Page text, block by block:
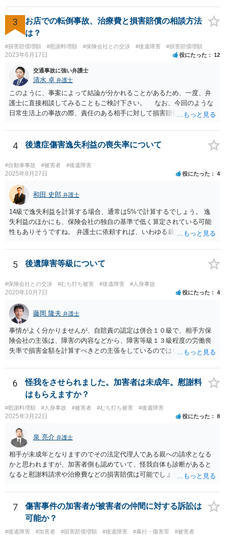
ならほとんど充足できるか多くが返ってくるイメージなので頼むのも
いいかなと思うのですが。 →LAC基準でもそうかもしれませんし、交
通事故事案ではより定額の費用としている法律事務所も多いように思
います。費用面も含めて、弁護士さんを検討してみるとよいかもしれ
ませんね。 かなり具体的な話も多くなっているので、法律事務所に問
い合わせてみるとよいと思います。
3
お店での転倒事故、治療費と損害賠償の相談方法
は？
#損害賠償増額 #慰謝料増額 #保険会社との交渉 #後遺障害 #損害賠償増額
2023年6月17日 役にたった 12
交通事故に強い弁護士
清水 卓 弁護士
このように、事案によって結論が分かれることがあるため、一度、弁
護士に直接相談してみることもご検討下さい。 なお、今回のような
日常生活上の事故の際、責任のある相手に対して損害賠償請求する際
す（ご自宅の火災保険や自動車の任意保険等を確認してみて下さい。
加入したつもりがなくても、確認してみたら付いていたということが
4 後遺症傷害逸失利益の喪失率について
#自動車事故 #被害者 #後遺障害
2025年8月27日 役にたった 4
和田 史郎 弁護士
14級で逸失利益を計算する場合、通常は5%で計算するでしょう。 逸
失利益のほかにも、保険会社の独自の基準で低く算定されている可能
性もありそうですね。 弁護士に依頼すれば、いわゆる裁判基準程度の
5 後遺障害等級について
#保険会社との交渉 #むち打ち被害 #後遺障害 #人身事故
2020年10月7日 役にたった 4
藤岡 隆夫 弁護士
事情がよく分かりませんが、自賠責の認定は併合１０級で、相手方保
険会社の主張は、障害の内容などから、障害等級１３級程度の労働喪
失率で損害金額を計算すべきとの主張をしているのではないでしょう
ので、弁護士を交代しても状況は変わらないでしょう。今の弁護士と
十分に打ち合わせをすることが重要だと思います。
6
怪我をさせられました。加害者は未成年。慰謝料
はもらえますか？
#慰謝料増額 #人身事故 #被害者 #むち打ち被害 #後遺障害
2025年3月22日 役にたった 8
泉 亮介 弁護士
相手が未成年となりますのでその法定代理人である親への請求となる
かと思われますが、加害者側も認めていて、怪我自体も診断があると
なると慰謝料請求や治療費などの損害賠償は可能でしょう。 整骨院へ
い場合が多いです。 また、保険会社から提案される金額は低めに出さ
れることも多いため、その交渉のために弁護士を入れるということも
考えられるかと思われます。
7
傷害事件の加害者が被害者の仲間に対する訴訟は
可能か？
#後遺障害 #加害者 #損害賠償増額 #後遺障害 #暴行・傷害罪 #被害者